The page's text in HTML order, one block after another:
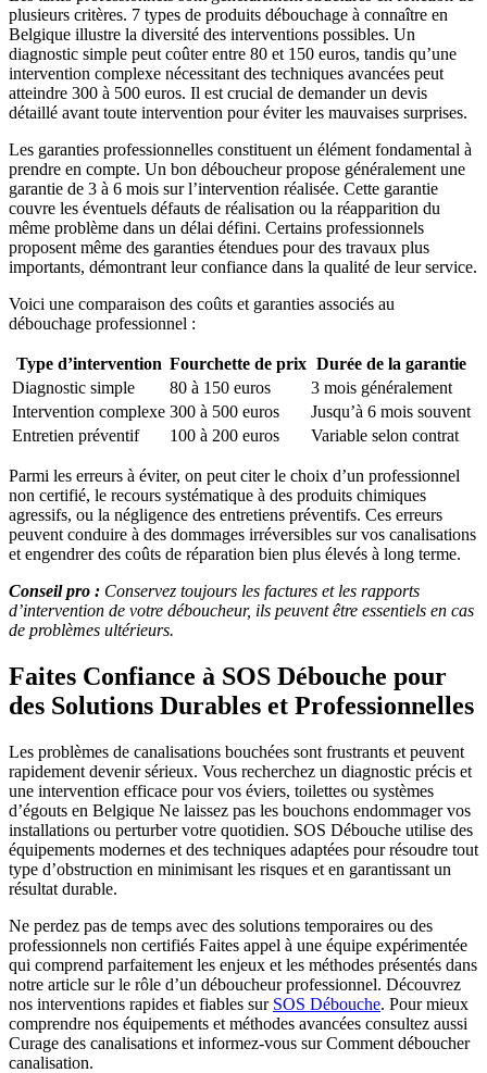
plusieurs critères. 7 types de produits débouchage à connaître en
Belgique illustre la diversité des interventions possibles. Un
diagnostic simple peut coûter entre 80 et 150 euros, tandis qu’une
intervention complexe nécessitant des techniques avancées peut
atteindre 300 à 500 euros. Il est crucial de demander un devis
détaillé avant toute intervention pour éviter les mauvaises surprises.
Les garanties professionnelles constituent un élément fondamental à
prendre en compte. Un bon déboucheur propose généralement une
garantie de 3 à 6 mois sur l’intervention réalisée. Cette garantie
couvre les éventuels défauts de réalisation ou la réapparition du
même problème dans un délai défini. Certains professionnels
proposent même des garanties étendues pour des travaux plus
importants, démontrant leur confiance dans la qualité de leur service.
Voici une comparaison des coûts et garanties associés au
débouchage professionnel :
Type d’intervention Fourchette de prix Durée de la garantie
Diagnostic simple
80 à 150 euros
3 mois généralement
Intervention complexe 300 à 500 euros
Jusqu’à 6 mois souvent
Entretien préventif
100 à 200 euros Variable selon contrat
Parmi les erreurs à éviter, on peut citer le choix d’un professionnel
non certifié, le recours systématique à des produits chimiques
agressifs, ou la négligence des entretiens préventifs. Ces erreurs
peuvent conduire à des dommages irréversibles sur vos canalisations
et engendrer des coûts de réparation bien plus élevés à long terme.
Conseil pro : Conservez toujours les factures et les rapports
d’intervention de votre déboucheur, ils peuvent être essentiels en cas
de problèmes ultérieurs.
Faites Confiance à SOS Débouche pour
des Solutions Durables et Professionnelles
Les problèmes de canalisations bouchées sont frustrants et peuvent
rapidement devenir sérieux. Vous recherchez un diagnostic précis et
une intervention efficace pour vos éviers, toilettes ou systèmes
d’égouts en Belgique Ne laissez pas les bouchons endommager vos
installations ou perturber votre quotidien. SOS Débouche utilise des
équipements modernes et des techniques adaptées pour résoudre tout
type d’obstruction en minimisant les risques et en garantissant un
résultat durable.
Ne perdez pas de temps avec des solutions temporaires ou des
professionnels non certifiés Faites appel à une équipe expérimentée
qui comprend parfaitement les enjeux et les méthodes présentés dans
notre article sur le rôle d’un déboucheur professionnel. Découvrez
nos interventions rapides et fiables sur SOS Débouche. Pour mieux
comprendre nos équipements et méthodes avancées consultez aussi
Curage des canalisations et informez-vous sur Comment déboucher
canalisation.